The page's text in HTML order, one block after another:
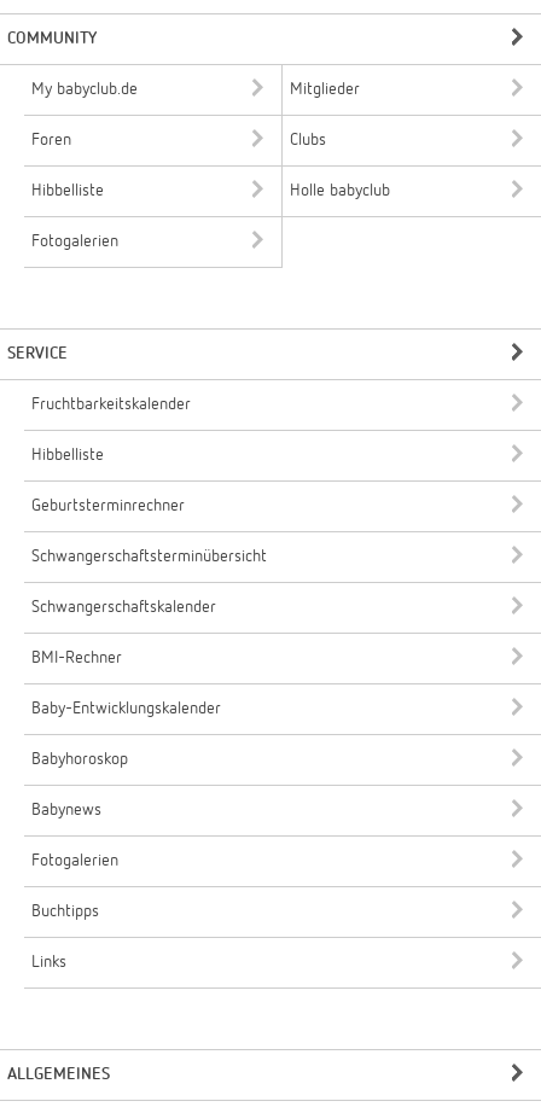
COMMUNITY
My babyclub.de Mitglieder
Foren Clubs
Hibbelliste Holle babyclub
Fotogalerien
SERVICE
Fruchtbarkeitskalender
Hibbelliste
Geburtsterminrechner
Schwangerschaftsterminübersicht
Schwangerschaftskalender
BMI-Rechner
Baby-Entwicklungskalender
Babyhoroskop
Babynews
Fotogalerien
Buchtipps
Links
ALLGEMEINES